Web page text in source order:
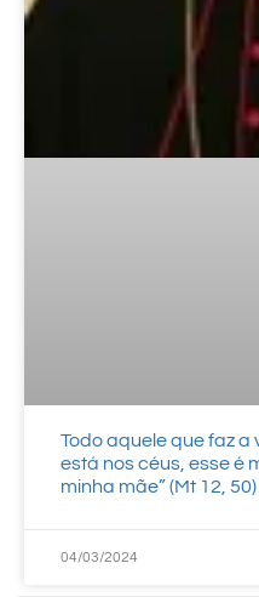
Todo aquele que faz a
está nos céus, esse é
minha mãe” (Mt 12, 50)
04/03/2024